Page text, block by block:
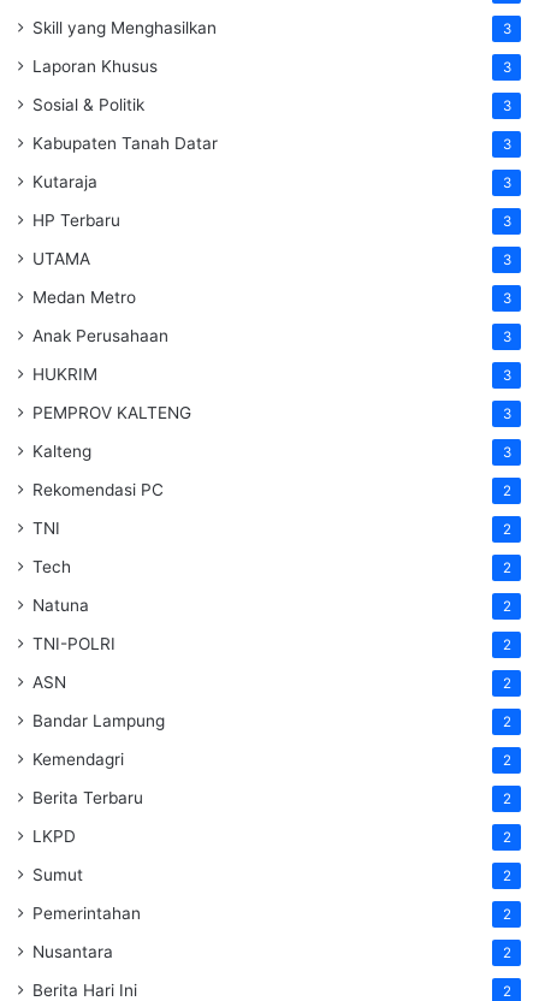
Skill yang Menghasilkan 3
Laporan Khusus 3
Sosial & Politik 3
Kabupaten Tanah Datar 3
Kutaraja 3
HP Terbaru 3
UTAMA 3
Medan Metro 3
Anak Perusahaan 3
HUKRIM 3
PEMPROV KALTENG 3
Kalteng 3
Rekomendasi PC 2
TNI 2
Tech 2
Natuna 2
TNI-POLRI 2
ASN 2
Bandar Lampung 2
Kemendagri 2
Berita Terbaru 2
LKPD 2
Sumut 2
Pemerintahan 2
Nusantara 2
Berita Hari Ini 2